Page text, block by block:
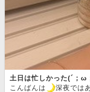
土日は忙しかった(´；ω
こんばんは
深夜ではあるのですが、疲れを癒すべ